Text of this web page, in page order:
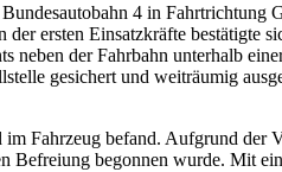
4 in Fahrtrichtung
ersten Einsatzkräfte bestätigte
neben der Fahrbahn unterhalb
gesichert und weiträumig
Fahrzeug befand. Aufgrund der
Befreiung begonnen wurde. Mit